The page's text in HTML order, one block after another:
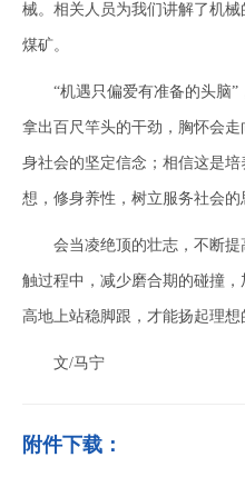
械。相关人员为我们讲解了机
煤矿。
“机遇只偏爱有准备的头脑”
拿出百尺竿头的干劲，胸怀会
身社会的坚定信念；相信这是
想，修身养性，树立服务社会的
会当凌绝顶的壮志，不断提
触过程中，减少磨合期的碰撞
高地上站稳脚跟，才能扬起理想
文/马宁
附件下载：